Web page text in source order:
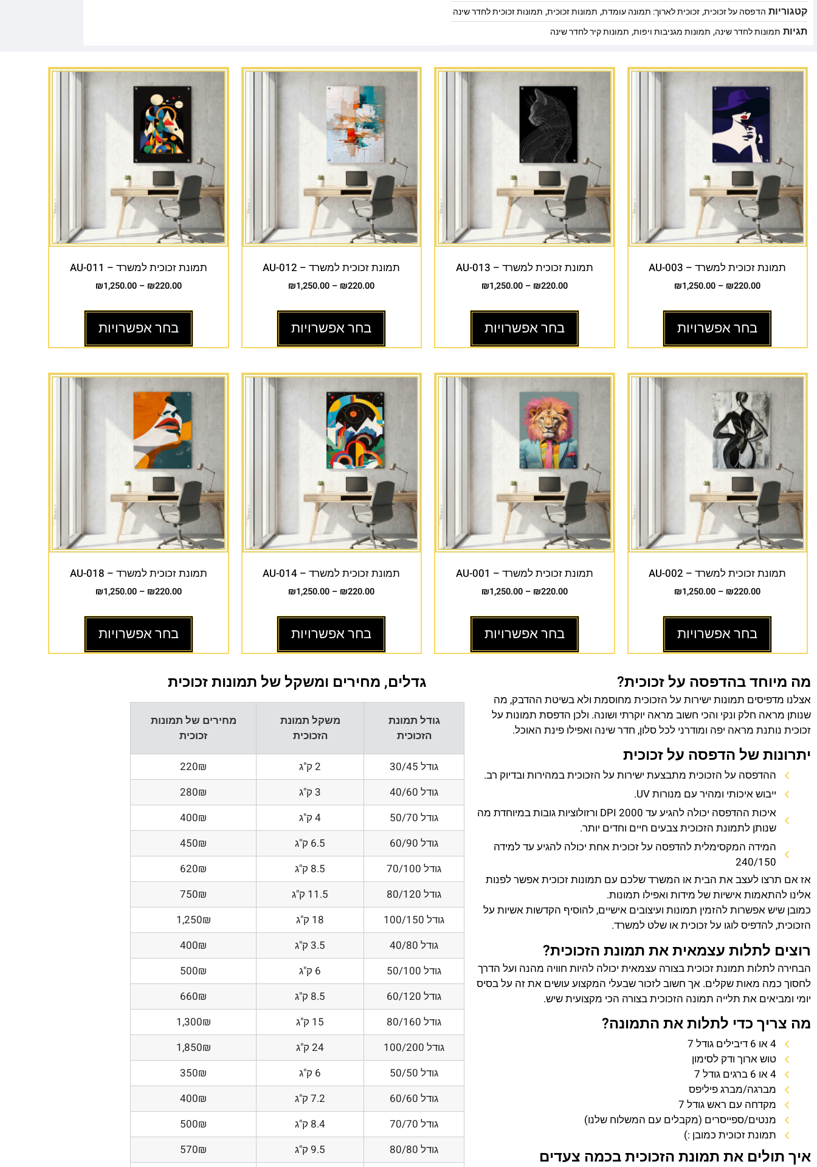
קטגוריות הדפסה על זכוכית,זכוכית לארוך: תמונה עומדת, תמונות זכוכית, תמונות זכוכית לחדר שינה
תגיות תמונות לחדר שינה, תמונות מגניבות ויפות, תמונות קיר לחדר שינה
תמונת זכוכית למשרד – AU-003
₪220.00
–
₪1,250.00
בחר אפשרויות
תמונת זכוכית למשרד – AU-013
₪220.00
–
₪1,250.00
בחר אפשרויות
תמונת זכוכית למשרד – AU-012
₪220.00
–
₪1,250.00
בחר אפשרויות
תמונת זכוכית למשרד – AU-011
₪220.00
–
₪1,250.00
בחר אפשרויות
תמונת זכוכית למשרד – AU-002
₪220.00
–
₪1,250.00
בחר אפשרויות
תמונת זכוכית למשרד – AU-001
₪220.00
–
₪1,250.00
בחר אפשרויות
תמונת זכוכית למשרד – AU-014
₪220.00
–
₪1,250.00
בחר אפשרויות
תמונת זכוכית למשרד – AU-018
₪220.00
–
₪1,250.00
בחר אפשרויות
מה מיוחד בהדפסה על זכוכית?
אצלנו מדפיסים תמונות ישירות על הזכוכית מחוסמת ולא בשיטת ההדבק, מה
שנותן מראה חלק ונקי והכי חשוב מראה יוקרתי ושונה. ולכן הדפסת תמונות על
זכוכית נותנת מראה יפה ומודרני לכל סלון, חדר שינה ואפילו פינת האוכל.
יתרונות של הדפסה על זכוכית
ההדפסה על הזכוכית מתבצעת ישירות על הזכוכית במהירות ובדיוק רב.
ייבוש איכותי ומהיר עם מנורות UV.
איכות ההדפסה יכולה להגיע עד 2000 DPI ורזולוציות גובות במיוחדת מה
שנותן לתמונת הזכוכית צבעים חיים וחדים יותר.
המידה המקסימלית להדפסה על זכוכית אחת יכולה להגיע עד למידה
240/150
אז אם תרצו לעצב את הבית או המשרד שלכם עם תמונות זכוכית אפשר לפנות
אלינו להתאמות אישיות של מידות ואפילו תמונות.
כמובן שיש אפשרות להזמין תמונות ועיצובים אישיים, להוסיף הקדשות אשיות על
הזכוכית, להדפיס לוגו על זכוכית או שלט למשרד.
רוצים לתלות עצמאית את תמונת הזכוכית?
הבחירה לתלות תמונת זכוכית בצורה עצמאית יכולה להיות חוויה מהנה ועל הדרך
לחסוך כמה מאות שקלים. אך חשוב לזכור שבעלי המקצוע עושים את זה על בסיס
יומי ומביאים את תלייה תמונה הזכוכית בצורה הכי מקצועית שיש.
מה צריך כדי לתלות את התמונה?
4 או 6 דיבילים גודל 7
טוש ארוך ודק לסימון
4 או 6 ברגים גודל 7
מברגה/מברג פיליפס
מקדחה עם ראש גודל 7
מנטים/ספייסרים (מקבלים עם המשלוח שלנו)
תמונת זכוכית כמובן :)
איך תולים את תמונת הזכוכית בכמה צעדים
גדלים, מחירים ומשקל של תמונות זכוכית
גודל תמונת
הזכוכית
משקל תמונת
הזכוכית
מחירים של תמונות
זכוכית
גודל 30/45 2 ק"ג
220₪
גודל 40/60
3 ק"ג
280₪
גודל 50/70
4 ק"ג
400₪
גודל 60/90
6.5 ק"ג
450₪
גודל 70/100
8.5 ק"ג
620₪
גודל 80/120
11.5 ק"ג
750₪
גודל 100/150
18 ק"ג
1,250₪
גודל 40/80
3.5 ק"ג
400₪
גודל 50/100
6 ק"ג
500₪
גודל 60/120
8.5 ק"ג
660₪
גודל 80/160
15 ק"ג
1,300₪
גודל 100/200
24 ק"ג
1,850₪
גודל 50/50
6 ק"ג
350₪
גודל 60/60
7.2 ק"ג
400₪
גודל 70/70
8.4 ק"ג
500₪
גודל 80/80
9.5 ק"ג 570₪